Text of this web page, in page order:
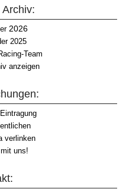
Archiv:
2026
2025
Team
anzeigen
verlinken
uns!